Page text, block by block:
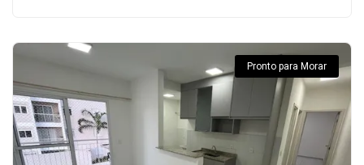
Pronto para Morar